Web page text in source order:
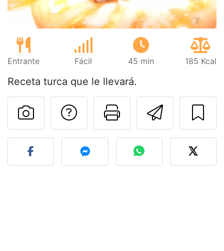
Entrante Fácil 45 min 185 Kcal
Receta turca que le llevará.
Imprimir
Preguntar al autor
Publicar la foto de esta